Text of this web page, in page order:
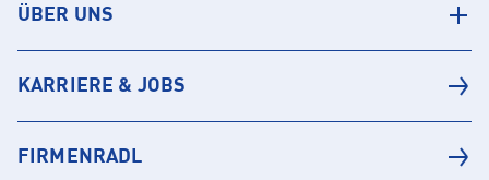
ÜBER UNS
KARRIERE & JOBS
FIRMENRADL